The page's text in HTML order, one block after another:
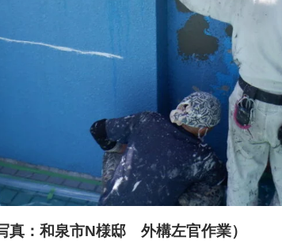
真：和泉市N様邸 外構左官作業）